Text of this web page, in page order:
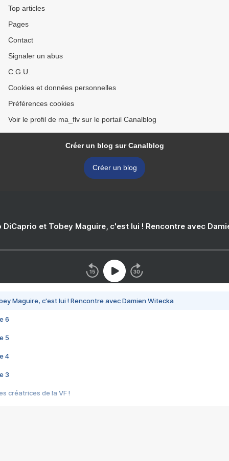
Top articles
Pages
Contact
Signaler un abus
C.G.U.
Cookies et données personnelles
Préférences cookies
Voir le profil de ma_flv sur le portail Canalblog
Créer un blog sur Canalblog
Créer un blog
DiCaprio et Tobey Maguire, c'est lui ! Rencontre avec
Maguire, c'est lui ! Rencontre avec Damien Witecka
6
5
4
3
créatrices de la VF !